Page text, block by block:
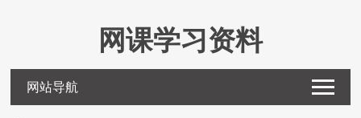
网课学习资料
网站导航